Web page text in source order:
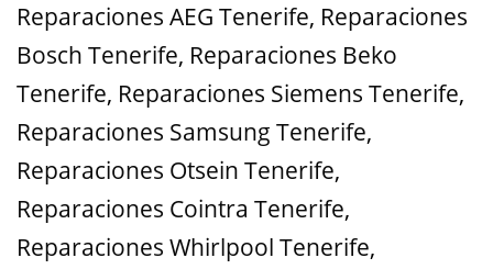
Reparaciones AEG Tenerife, Reparaciones
Bosch Tenerife, Reparaciones Beko
Tenerife, Reparaciones Siemens Tenerife,
Reparaciones Samsung Tenerife,
Reparaciones Otsein Tenerife,
Reparaciones Cointra Tenerife,
Reparaciones Whirlpool Tenerife,